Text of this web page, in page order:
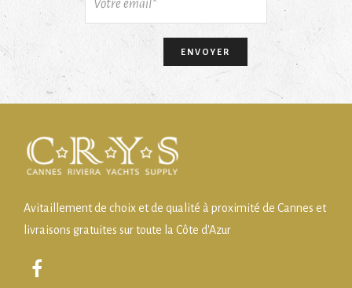
Avitaillement de choix et de qualité à proximité de Cannes et
livraisons gratuites sur toute la Côte d'Azur